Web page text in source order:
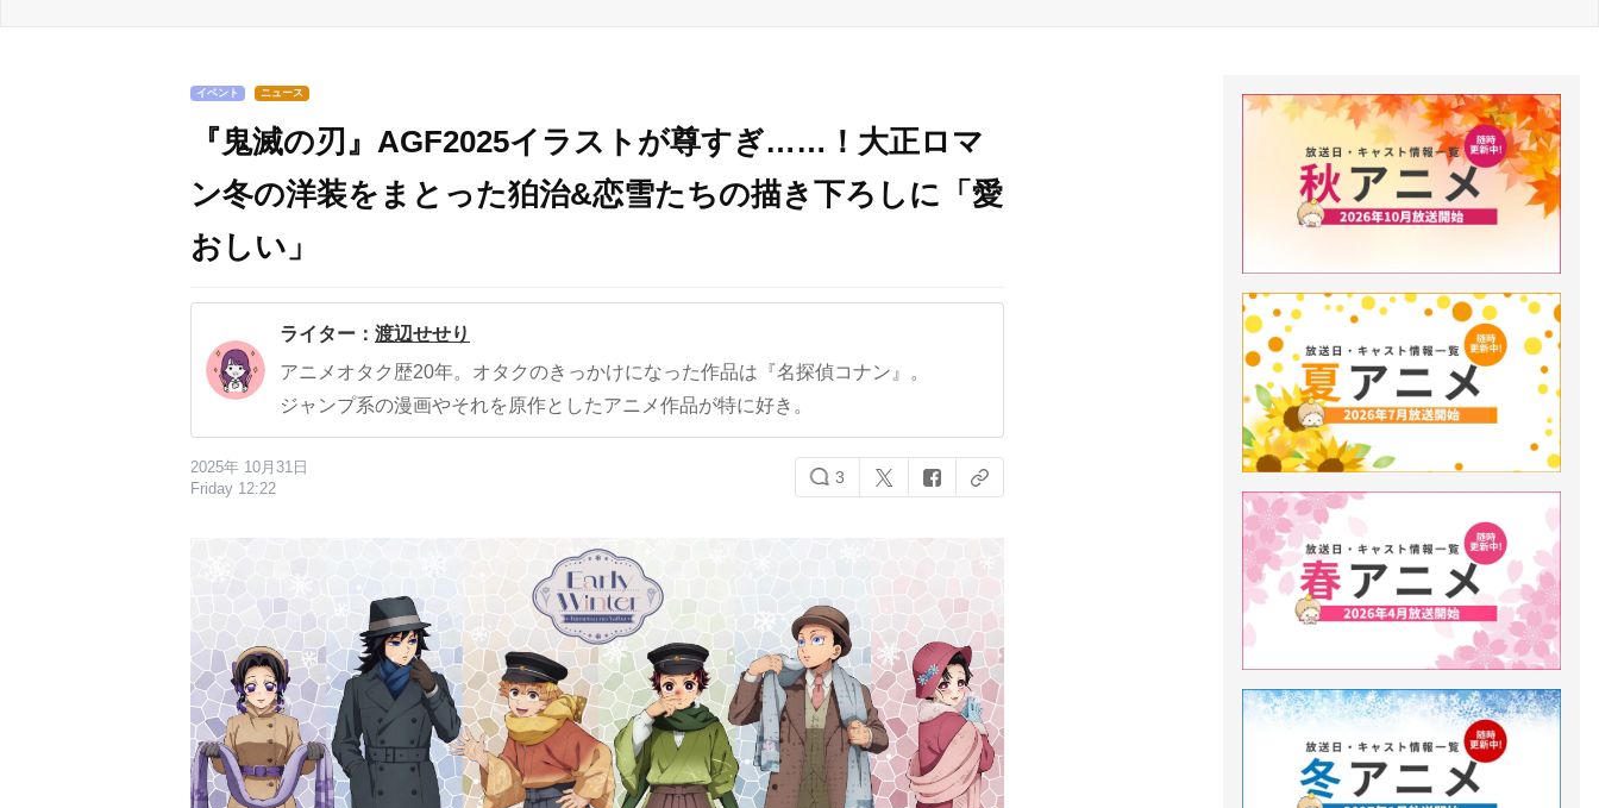
イベント ニュース
『鬼滅の刃』AGF2025イラストが尊すぎ……！大正ロマ
ン冬の洋装をまとった狛治&恋雪たちの描き下ろしに「愛
おしい」
ライター： 渡辺せせり
アニメオタク歴20年。オタクのきっかけになった作品は『名探偵コナン』。
ジャンプ系の漫画やそれを原作としたアニメ作品が特に好き。
2025年 10月31日
Friday 12:22
3